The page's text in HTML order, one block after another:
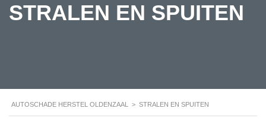
STRALEN EN SPUITEN
AUTOSCHADE HERSTEL OLDENZAAL > STRALEN EN SPUITEN